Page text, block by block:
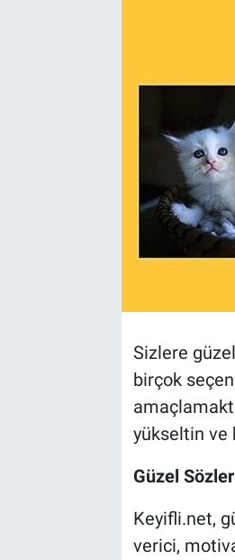
Sizlere
birçok
yükseltin ve
Güzel
Keyifli.net,
verici,
Bilim, Teknoloji
HABERDE İNSAN
BİLİM VE TEKNOLOJİ